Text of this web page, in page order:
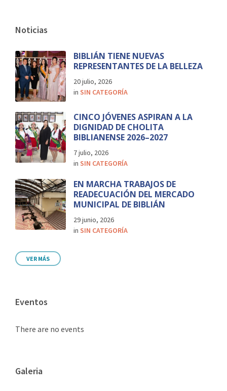
Noticias
BIBLIÁN TIENE NUEVAS
REPRESENTANTES DE LA BELLEZA
20 julio, 2026
in SIN CATEGORÍA
CINCO JÓVENES ASPIRAN A LA
DIGNIDAD DE CHOLITA
BIBLIANENSE 2026–2027
7 julio, 2026
in SIN CATEGORÍA
EN MARCHA TRABAJOS DE
READECUACIÓN DEL MERCADO
MUNICIPAL DE BIBLIÁN
29 junio, 2026
in SIN CATEGORÍA
VER MÁS
Eventos
There are no events
Galeria